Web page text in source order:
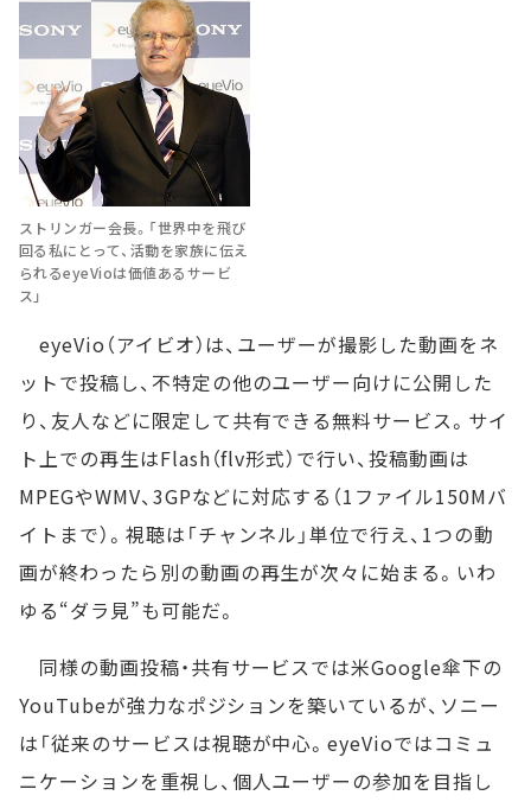
ストリンガー会長。「世界中を飛び
回る私にとって、活動を家族に伝え
られるeyeVioは価値あるサービ
ス」
eyeVio（アイビオ）は、ユーザーが撮影した動画をネ
ットで投稿し、不特定の他のユーザー向けに公開した
り、友人などに限定して共有できる無料サービス。サイ
ト上での再生はFlash（flv形式）で行い、投稿動画は
MPEGやWMV、3GPなどに対応する（1ファイル150Mバ
イトまで）。視聴は「チャンネル」単位で行え、1つの動
画が終わったら別の動画の再生が次々に始まる。いわ
ゆる“ダラ見”も可能だ。
同様の動画投稿・共有サービスでは米Google傘下の
YouTubeが強力なポジションを築いているが、ソニー
は「従来のサービスは視聴が中心。eyeVioではコミュ
ニケーションを重視し、個人ユーザーの参加を目指し